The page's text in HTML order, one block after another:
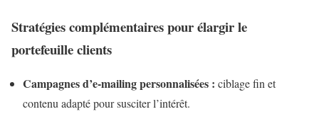
Stratégies complémentaires pour élargir le
portefeuille clients
Campagnes d’e-mailing personnalisées : ciblage fin et
contenu adapté pour susciter l’intérêt.